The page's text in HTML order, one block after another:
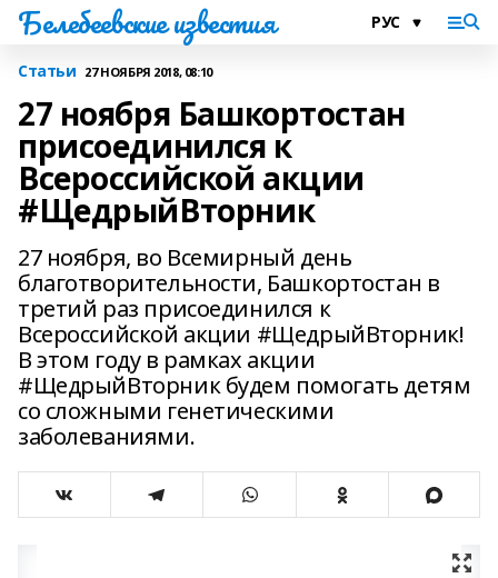
Белебеевские известия
Статьи 27 НОЯБРЯ 2018, 08:10
27 ноября Башкортостан
присоединился к
Всероссийской акции
#ЩедрыйВторник
27 ноября, во Всемирный день
благотворительности, Башкортостан в
третий раз присоединился к
Всероссийской акции #ЩедрыйВторник!
В этом году в рамках акции
#ЩедрыйВторник будем помогать детям
со сложными генетическими
заболеваниями.